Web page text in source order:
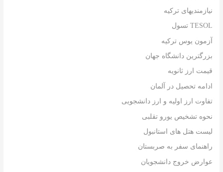
نیازمندیهای ترکیه
TESOL تسول
آزمون یوس ترکیه
بزرگترین دانشگاه جهان
قیمت ارز ثانویه
ادامه تحصیل در آلمان
تفاوت ارز اولیه و ارز دانشجویی
نحوه تشخیص یورو تقلبی
لیست هتل های استانبول
راهنمای سفر به صربستان
عوارض خروج دانشجویان